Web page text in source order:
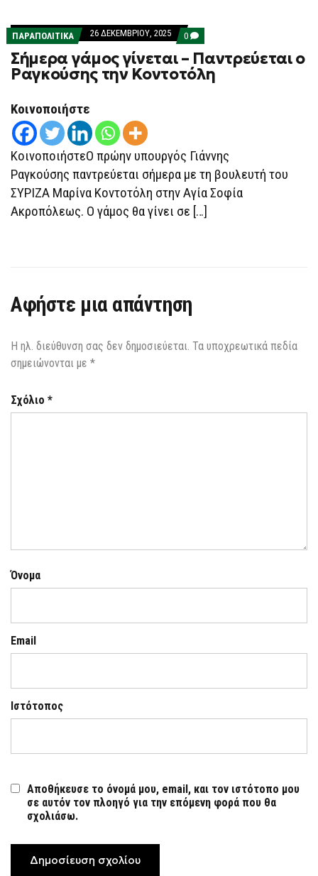
ΠΑΡΑΠΟΛΙΤΙΚΑ 26 ΔΕΚΕΜΒΡΊΟΥ, 2025 0 COMMENTS
ON
ΣΉΜΕΡΑ
ΓΆΜΟΣ
ΓΊΝΕΤΑΙ
Σήμερα γάμος γίνεται – Παντρεύεται ο
Ραγκούσης την Κοντοτόλη
Κοινοποιήστε
ΚοινοποιήστεO πρώην υπουργός Γιάννης
Ραγκούσης παντρεύεται σήμερα με τη βουλευτή του
ΣΥΡΙΖΑ Μαρίνα Κοντοτόλη στην Αγία Σοφία
Ακροπόλεως. Ο γάμος θα γίνει σε […]
Αφήστε μια απάντηση
Η ηλ. διεύθυνση σας δεν δημοσιεύεται. Τα υποχρεωτικά πεδία
σημειώνονται με *
Σχόλιο *
Όνομα
Email
Ιστότοπος
Αποθήκευσε το όνομά μου, email, και τον ιστότοπο μου
σε αυτόν τον πλοηγό για την επόμενη φορά που θα
σχολιάσω.